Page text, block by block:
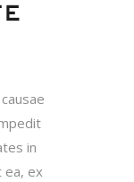
in
ea, ex